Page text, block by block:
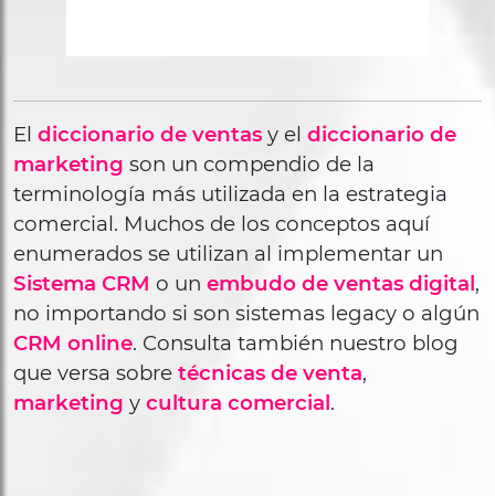
El diccionario de ventas y el diccionario de
marketing son un compendio de la
terminología más utilizada en la estrategia
comercial. Muchos de los conceptos aquí
enumerados se utilizan al implementar un
Sistema CRM o un embudo de ventas digital,
no importando si son sistemas legacy o algún
CRM online. Consulta también nuestro blog
que versa sobre técnicas de venta,
marketing y cultura comercial.